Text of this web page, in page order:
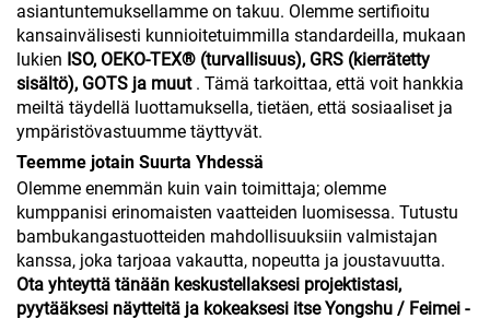
asiantuntemuksellamme on takuu. Olemme sertifioitu
kansainvälisesti kunnioitetuimmilla standardeilla, mukaan
lukien ISO, OEKO-TEX® (turvallisuus), GRS (kierrätetty
sisältö), GOTS ja muut . Tämä tarkoittaa, että voit hankkia
meiltä täydellä luottamuksella, tietäen, että sosiaaliset ja
ympäristövastuumme täyttyvät.
Teemme jotain Suurta Yhdessä
Olemme enemmän kuin vain toimittaja; olemme
kumppanisi erinomaisten vaatteiden luomisessa. Tutustu
bambukangastuotteiden mahdollisuuksiin valmistajan
kanssa, joka tarjoaa vakautta, nopeutta ja joustavuutta.
Ota yhteyttä tänään keskustellaksesi projektistasi,
pyytääksesi näytteitä ja kokeaksesi itse Yongshu / Feimei -